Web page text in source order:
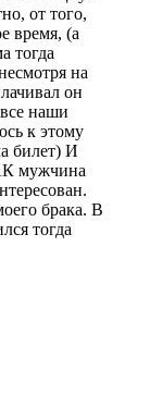
от того,
время, (а
тогда
на
он
наши
к этому
билет) И
мужчина
брака. В
тогда